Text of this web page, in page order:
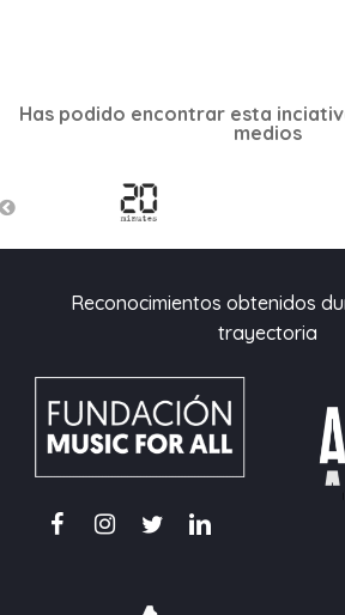
Has podido encontrar esta
medios
Reconocimientos obtenidos
trayectoria